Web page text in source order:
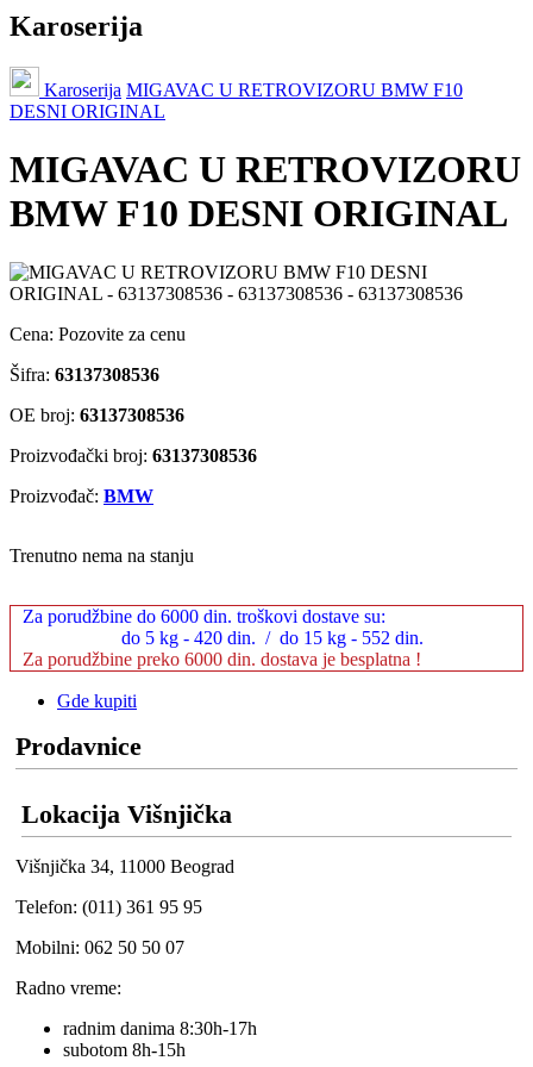
Karoserija
Karoserija MIGAVAC U RETROVIZORU BMW F10
DESNI ORIGINAL
MIGAVAC U RETROVIZORU
BMW F10 DESNI ORIGINAL
Cena: Pozovite za cenu
Šifra: 63137308536
OE broj: 63137308536
Proizvođački broj: 63137308536
Proizvođač: BMW
Trenutno nema na stanju
Za porudžbine do 6000 din. troškovi dostave su:
do 5 kg - 420 din. / do 15 kg - 552 din.
Za porudžbine preko 6000 din. dostava je besplatna !
Gde kupiti
Prodavnice
Lokacija Višnjička
Višnjička 34, 11000 Beograd
Telefon: (011) 361 95 95
Mobilni: 062 50 50 07
Radno vreme:
radnim danima 8:30h-17h
subotom 8h-15h